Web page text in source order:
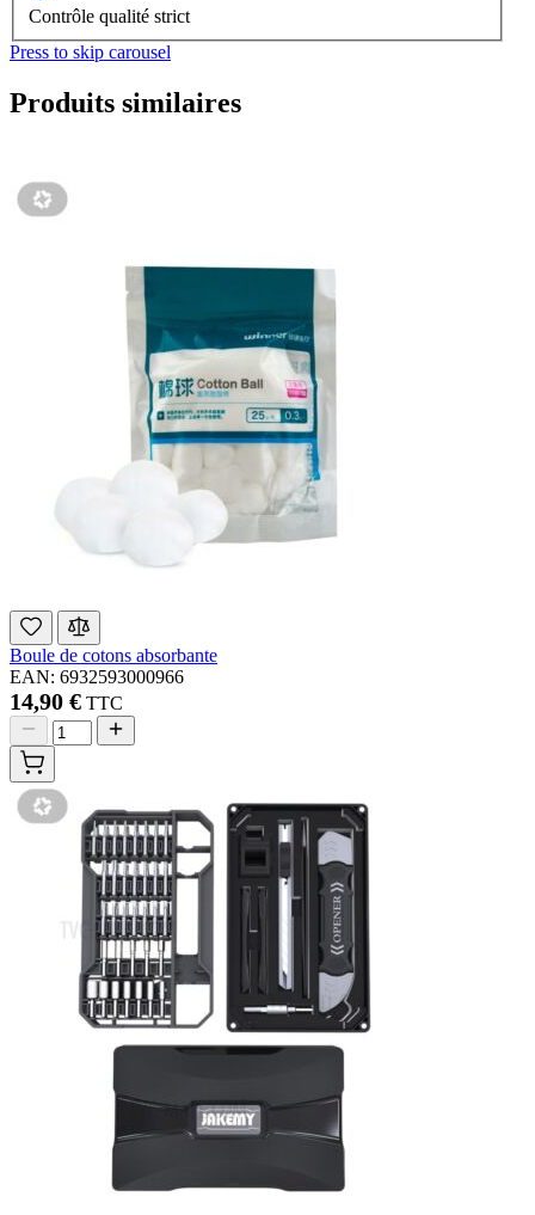
Contrôle qualité strict
Press to skip carousel
Produits similaires
Boule de cotons absorbante
EAN: 6932593000966
14,90 € TTC